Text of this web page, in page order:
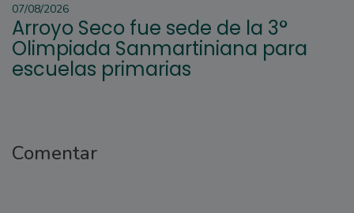
07/08/2026
Arroyo Seco fue sede de la 3°
Olimpiada Sanmartiniana para
escuelas primarias
Comentar